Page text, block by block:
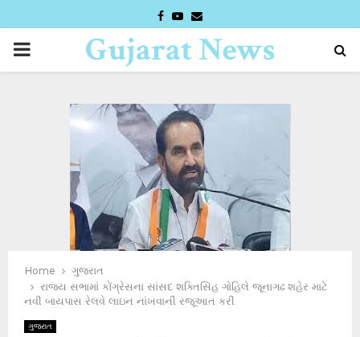
FACEBOOK
YOUTUBE
EMAIL
PRIMARYGujarat News
Home
ગુજરાત
રાજ્ય સભામાં કોંગ્રેસના સાંસદ શક્તિસિંહ ગોહિલે જૂનાગઢ શહેર માટે
નવી બાયપાસ રેલવે લાઇન નાંખવાની રજૂઆત કરી
ગુજરાત